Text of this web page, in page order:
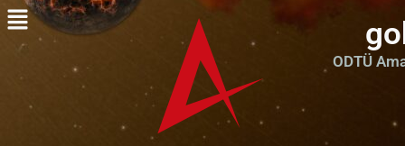
ODTÜ